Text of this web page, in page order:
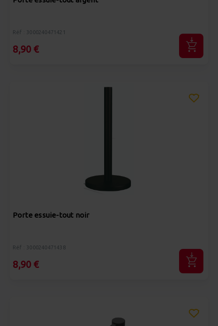
Réf : 3000240471421
8,90 €
Porte essuie-tout noir
Réf : 3000240471438
8,90 €